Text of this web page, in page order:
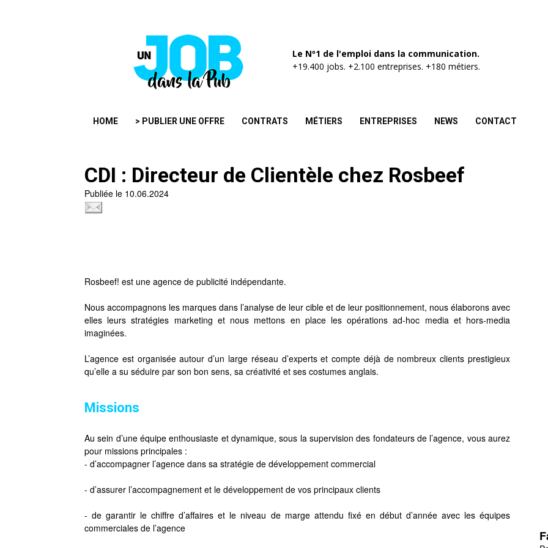
Le Nº1 de l'emploi dans la communication.
+19.400 jobs. +2.100 entreprises. +180 métiers.
HOME > PUBLIER UNE OFFRE CONTRATS MÉTIERS ENTREPRISES NEWS CONTACT
CDI : Directeur de Clientèle chez Rosbeef
Publiée le 10.06.2024
Rosbeef! est une agence de publicité indépendante.
Nous accompagnons les marques dans l’analyse de leur cible et de leur positionnement, nous élaborons avec
elles leurs stratégies marketing et nous mettons en place les opérations ad-hoc media et hors-media
imaginées.
L’agence est organisée autour d’un large réseau d’experts et compte déjà de nombreux clients prestigieux
qu’elle a su séduire par son bon sens, sa créativité et ses costumes anglais.
Missions
Au sein d’une équipe enthousiaste et dynamique, sous la supervision des fondateurs de l’agence, vous aurez
pour missions principales :
- d’accompagner l’agence dans sa stratégie de développement commercial
- d’assurer l’accompagnement et le développement de vos principaux clients
- de garantir le chiffre d’affaires et le niveau de marge attendu fixé en début d’année avec les équipes
commerciales de l’agence